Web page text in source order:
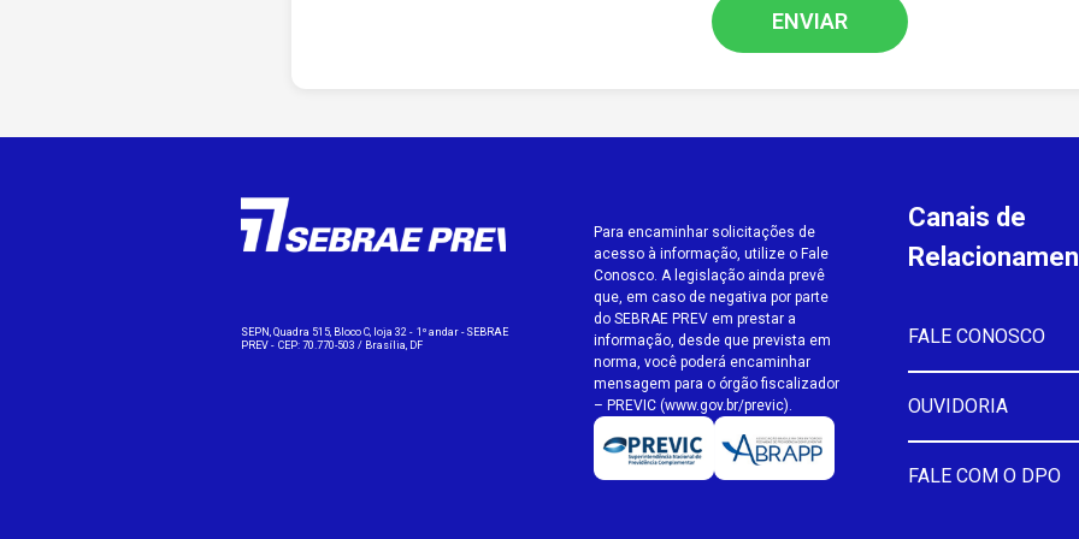
ENVIAR
SEPN, Quadra 515, Bloco C, loja 32 - 1º andar - SEBRAE
PREV - CEP: 70.770-503 / Brasília, DF
Para encaminhar solicitações de
acesso à informação, utilize o Fale
Conosco. A legislação ainda prevê
que, em caso de negativa por parte
do SEBRAE PREV em prestar a
informação, desde que prevista em
norma, você poderá encaminhar
mensagem para o órgão fiscalizador
– PREVIC (www.gov.br/previc).
Canais de
FALE CONOSCO
OUVIDORIA
FALE COM O DPO